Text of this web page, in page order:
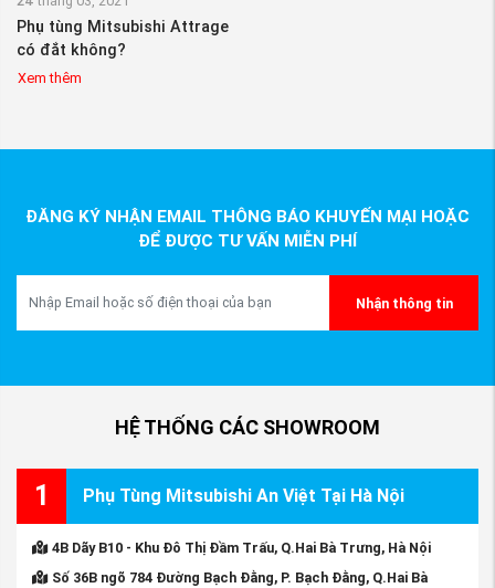
Phụ tùng Mitsubishi Attrage
có đắt không?
Xem thêm
ĐĂNG KÝ NHẬN EMAIL THÔNG BÁO KHUYẾN MẠI HOẶC
ĐỂ ĐƯỢC TƯ VẤN MIỄN PHÍ
Nhận thông tin
HỆ THỐNG CÁC SHOWROOM
1 Phụ Tùng Mitsubishi An Việt Tại Hà Nội
4B Dãy B10 - Khu Đô Thị Đầm Trấu, Q.Hai Bà Trưng, Hà Nội
Số 36B ngõ 784 Đường Bạch Đằng, P. Bạch Đằng, Q.Hai Bà